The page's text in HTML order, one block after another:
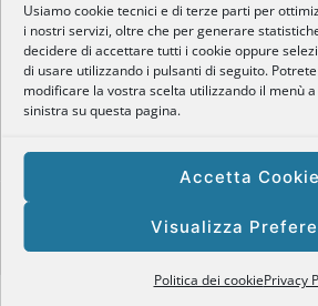
Usiamo cookie tecnici e di terze parti per
i nostri servizi, oltre che per generare
decidere di accettare tutti i cookie oppure
di usare utilizzando i pulsanti di seguito.
modificare la vostra scelta utilizzando il menù
sinistra su questa pagina.
Accetta Cookie
Visualizza
Politica dei cookiePrivacy
Dove siamo
Orari
Newsletter
Privacy Policy
Copyright © 2025 Enogastronomia Risetti
Tema responsive | Site by